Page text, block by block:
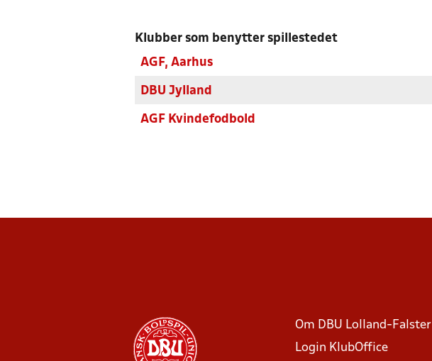
Klubber som benytter spillestedet
AGF, Aarhus
DBU Jylland
AGF Kvindefodbold
Om DBU Lolland-Falster
Login KlubOffice